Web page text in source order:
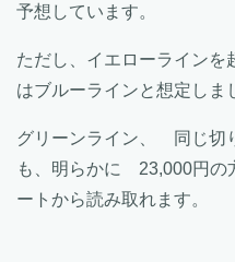
予想しています。
ただし、イエローラインを
はブルーラインと想定しま
グリーンライン、 同じ
も、明らかに 23,000円の
ートから読み取れます。